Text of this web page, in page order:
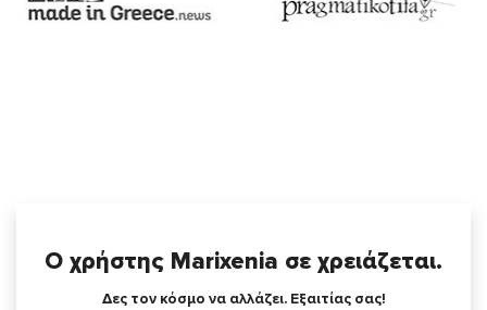
Ο χρήστης Marixenia σε χρειάζεται.
Δες τον κόσμο να αλλάζει. Εξαιτίας σας!